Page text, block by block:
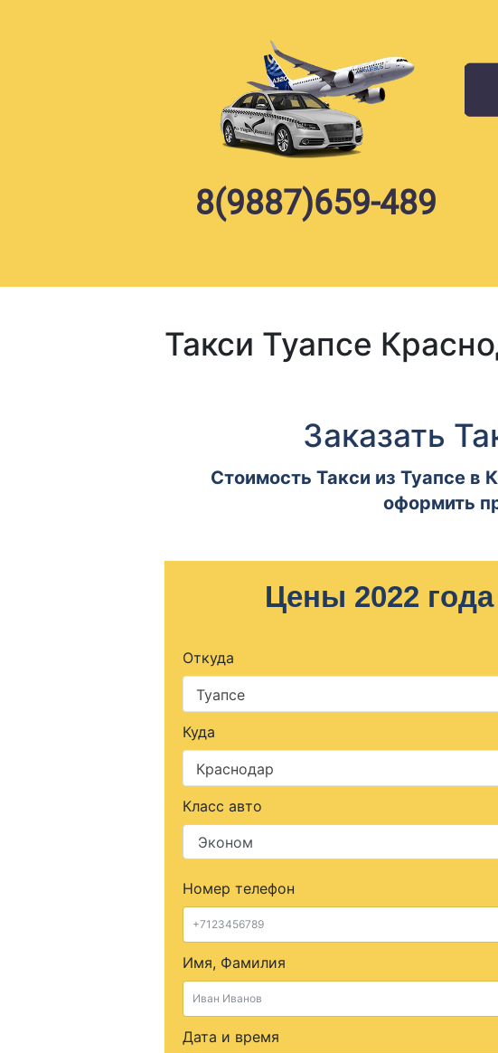
8(9887)659-489
Такси Туапсе
Заказать
Стоимость Такси из Туапсе в
оформить
Цены 2022 года
Откуда
Туапсе
Куда
Краснодар
Класс авто
Номер телефон
Имя, Фамилия
Дата и время